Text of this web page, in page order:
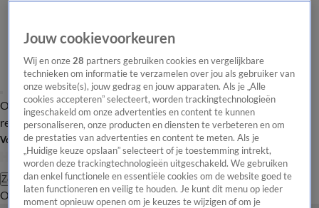
Overzicht Laatste nieuws Regionieuws Het beste van Hart
Tip de
redactie
Volg Hart van Nederland
Zoeken
OverzichtRegioUitzendingenWeerTip de redactiePanelVideo's
Jouw cookievoorkeuren
Wij en onze28 partners gebruiken cookies en vergelijkbare
technieken om informatie te verzamelen over jou als gebruiker van
onze website(s), jouw gedrag en jouw apparaten. Als je „Alle
cookies accepteren” selecteert, worden trackingtechnologieën
ingeschakeld om onze advertenties en content te kunnen
personaliseren, onze producten en diensten te verbeteren en om
de prestaties van advertenties en content te meten. Als je
„Huidige keuze opslaan” selecteert of je toestemming intrekt,
worden deze trackingtechnologieën uitgeschakeld. We gebruiken
dan enkel functionele en essentiële cookies om de website goed te
laten functioneren en veilig te houden. Je kunt dit menu op ieder
moment opnieuw openen om je keuzes te wijzigen of om je